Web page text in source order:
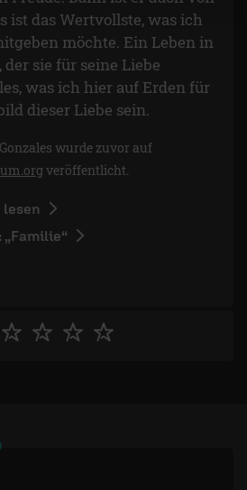
ist das Wertvollste, was ich
möchte. Ein Leben in
der sie für seine Liebe
was ich hier auf Erden für
dieser Liebe sein.
wurde zuvor auf
veröffentlicht.
lesen
„Familie“